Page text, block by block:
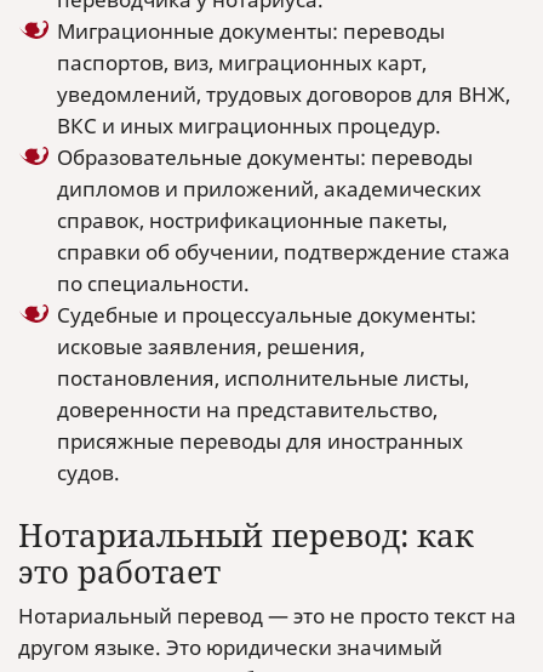
Миграционные документы: переводы
паспортов, виз, миграционных карт,
уведомлений, трудовых договоров для ВНЖ,
ВКС и иных миграционных процедур.
Образовательные документы: переводы
дипломов и приложений, академических
справок, нострификационные пакеты,
справки об обучении, подтверждение стажа
по специальности.
Судебные и процессуальные документы:
исковые заявления, решения,
постановления, исполнительные листы,
доверенности на представительство,
присяжные переводы для иностранных
судов.
Нотариальный перевод: как
это работает
Нотариальный перевод — это не просто текст на
другом языке. Это юридически значимый